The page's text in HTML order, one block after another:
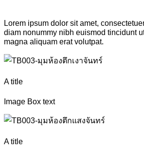
Lorem ipsum dolor sit amet,
diam nonummy nibh euismod tincidunt
magna aliquam erat volutpat.
A title
Image Box text
A title